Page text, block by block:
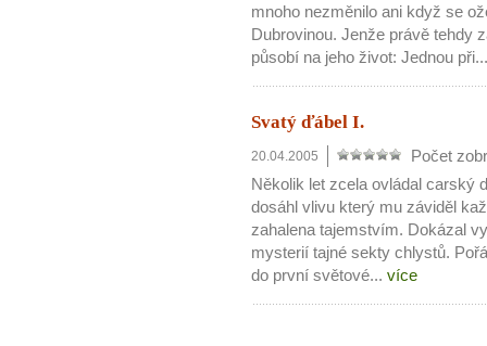
mnoho nezměnilo ani když se
Dubrovinou. Jenže právě tehdy
působí na jeho život: Jednou
Svatý ďábel I.
20.04.2005
Počet
Několik let zcela ovládal carský
dosáhl vlivu který mu záviděl
zahalena tajemstvím. Dokázal
mysterií tajné sekty chlystů.
do první světové... více